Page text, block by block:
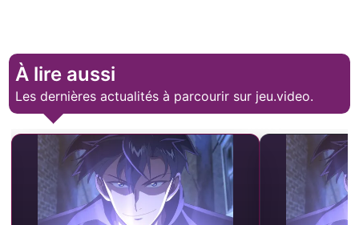
À lire aussi
Les dernières actualités à parcourir sur jeu.video.